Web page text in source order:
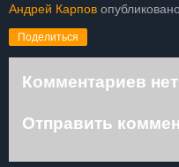
Андрей Карпов
Поделиться
Комментариев
Отправить